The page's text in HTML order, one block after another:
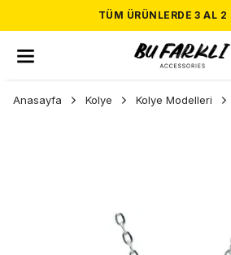
TÜM ÜRÜNLERDE 3 AL 2
Anasayfa Kolye Kolye Modelleri